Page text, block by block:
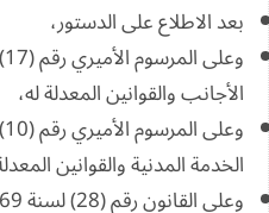
بعد الاطلاع على الدستور،
الأجانب والقوانين المعدلة له،
الخدمة المدنية والقوانين